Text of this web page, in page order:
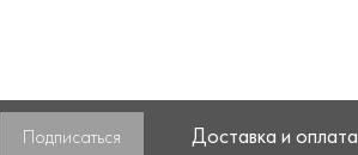
Доставка и оплата